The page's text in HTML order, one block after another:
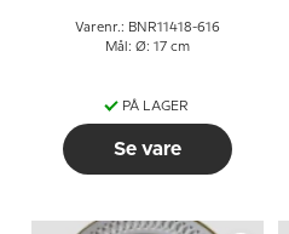
Varenr.: BNR11418-616
Mål: Ø: 17 cm
PÅ LAGER
Se vare